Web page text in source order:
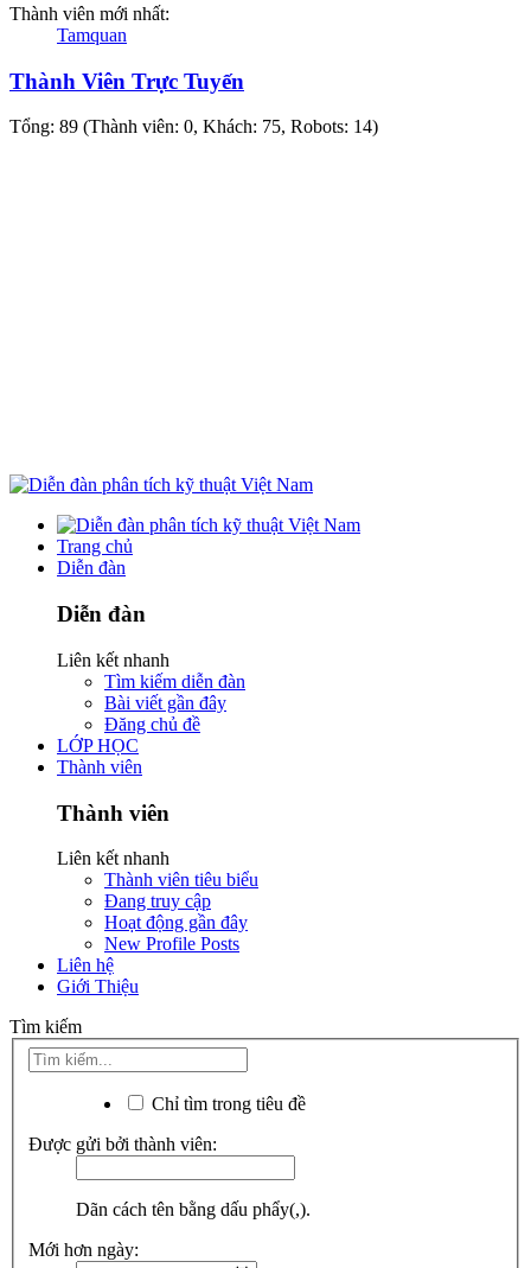
Thành viên mới nhất:
Tamquan
Thành Viên Trực Tuyến
Tổng: 89 (Thành viên: 0, Khách: 75, Robots: 14)
Trang chủ
Diễn đàn
Diễn đàn
Liên kết nhanh
Tìm kiếm diễn đàn
Bài viết gần đây
Đăng chủ đề
LỚP HỌC
Thành viên
Thành viên
Liên kết nhanh
Thành viên tiêu biểu
Đang truy cập
Hoạt động gần đây
New Profile Posts
Liên hệ
Giới Thiệu
Tìm kiếm
Chỉ tìm trong tiêu đề
Được gửi bởi thành viên:
Dãn cách tên bằng dấu phẩy(,).
Mới hơn ngày: